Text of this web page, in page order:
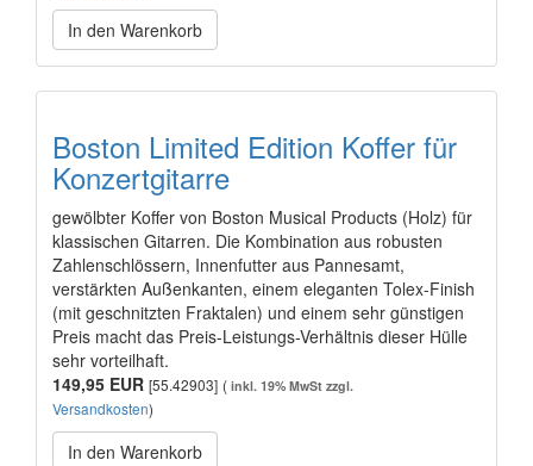
In den Warenkorb
Boston Limited Edition Koffer für
Konzertgitarre
gewölbter Koffer von Boston Musical Products (Holz) für
klassischen Gitarren. Die Kombination aus robusten
Zahlenschlössern, Innenfutter aus Pannesamt,
verstärkten Außenkanten, einem eleganten Tolex-Finish
(mit geschnitzten Fraktalen) und einem sehr günstigen
Preis macht das Preis-Leistungs-Verhältnis dieser Hülle
sehr vorteilhaft.
149,95 EUR [55.42903] ( inkl. 19% MwSt zzgl.
Versandkosten)
In den Warenkorb